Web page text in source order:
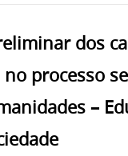
dos
no processo
–